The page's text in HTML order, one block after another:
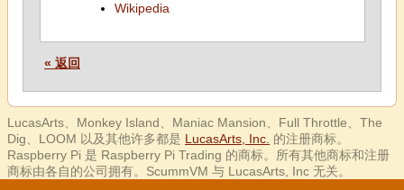
Wikipedia
« 返回
LucasArts、Monkey Island、Maniac Mansion、Full Throttle、The
Dig、LOOM 以及其他许多都是 LucasArts, Inc. 的注册商标。
Raspberry Pi 是 Raspberry Pi Trading 的商标。所有其他商标和注册
商标由各自的公司拥有。ScummVM 与 LucasArts, Inc 无关。